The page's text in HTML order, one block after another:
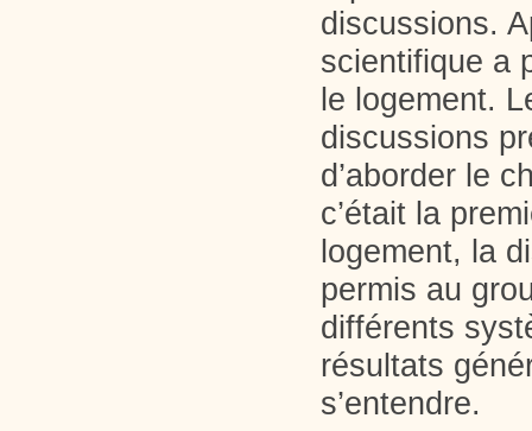
discussions.
scientifique a
le logement.
discussions
d’aborder le
c’était la
logement, la
permis au
différents
résultats
s’entendre.